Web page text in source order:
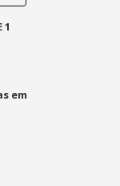
1
em